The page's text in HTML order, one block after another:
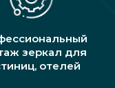
зеркал для
отелей